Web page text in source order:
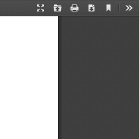
Presentation
Open Print Download
Current